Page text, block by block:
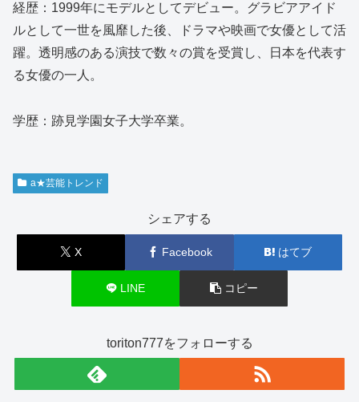
経歴：1999年にモデルとしてデビュー。グラビアアイド
ルとして一世を風靡した後、ドラマや映画で女優として活
躍。透明感のある演技で数々の賞を受賞し、日本を代表す
る女優の一人。
学歴：跡見学園女子大学卒業。
a★芸能トレンド
シェアする
X Facebook はてブ
LINE コピー
toriton777をフォローする